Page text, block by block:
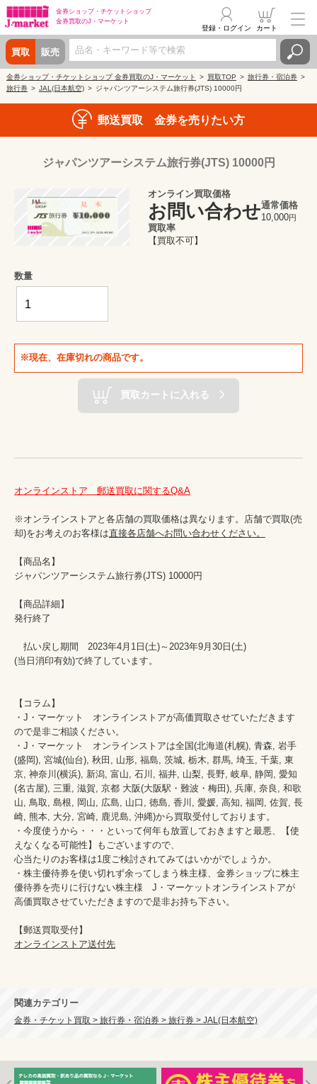
金券ショップ・ チケットショップ
金券買取のJ・マーケット
買取 販売
登録・ログイン カート
金券ショップ・チケットショップ 金券買取のJ・マーケット 買取TOP
旅行券・宿泊券
旅行券
JAL(日本航空) ジャパンツアーシステム旅⾏券(JTS) 10000円
郵送買取 金券を売りたい方
ジャパンツアーシステム旅⾏券(JTS) 10000円
オンライン買取価格
お問い合わせ通常価格
10,000円
買取率
【買取不可】
数量
※現在、在庫切れの商品です。
買取カートに入れる
オンラインストア　郵送買取に関するQ&A
※オンラインストアと各店舗の買取価格は異なります。店舗で買取(売
却)をお考えのお客様は直接各店舗へお問い合わせください。
【商品名】
ジャパンツアーシステム旅⾏券(JTS) 10000円
【商品詳細】
発行終了
払い戻し期間　2023年4月1日(土)～2023年9月30日(土)
(当日消印有効)で終了しています。
【コラム】
・J・マーケット　オンラインストアが高価買取させていただきます
ので是非ご相談ください。
・J・マーケット　オンラインストアは全国(北海道(札幌), 青森, 岩手
(盛岡), 宮城(仙台), 秋田, 山形, 福島, 茨城, 栃木, 群馬, 埼玉, 千葉, 東
京, 神奈川(横浜), 新潟, 富山, 石川, 福井, 山梨, 長野, 岐阜, 静岡, 愛知
(名古屋), 三重, 滋賀, 京都 大阪(大阪駅・難波・梅田), 兵庫, 奈良, 和歌
山, 鳥取, 島根, 岡山, 広島, 山口, 徳島, 香川, 愛媛, 高知, 福岡, 佐賀, 長
崎, 熊本, 大分, 宮崎, 鹿児島, 沖縄)から買取受付しております。
・今度使うから・・・といって何年も放置しておきますと最悪、【使
えなくなる可能性】もございますので、
心当たりのお客様は1度ご検討されてみてはいかがでしょうか。
・株主優待券を使い切れず余ってしまう株主様、金券ショップに株主
優待券を売りに行けない株主様　J・マーケットオンラインストアが
高価買取させていただきますので是非お持ち下さい。
オンラインストア送付先
関連カテゴリー
金券・チケット買取 > 旅行券・宿泊券 > 旅行券 > JAL(日本航空)